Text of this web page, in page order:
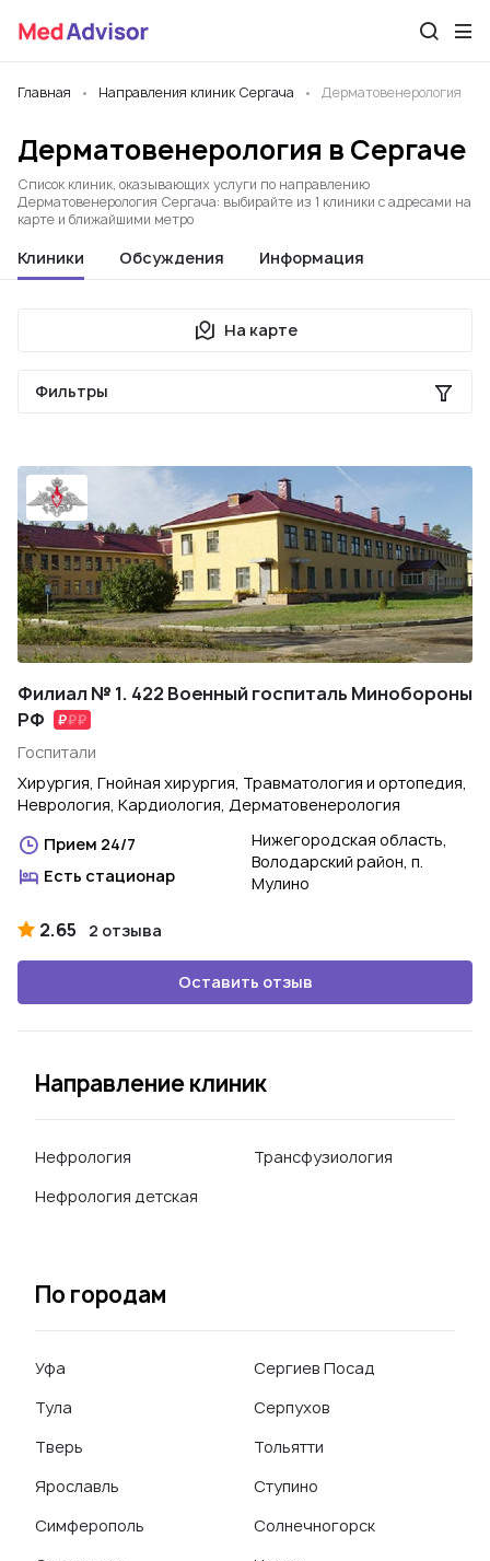
Главная Направления клиник Сергача Дерматовенерология
Дерматовенерология в Сергаче
Список клиник, оказывающих услуги по направлению
Дерматовенерология Сергача: выбирайте из 1 клиники с адресами на
карте и ближайшими метро
Клиники Обсуждения Информация
На карте
Фильтры
Филиал № 1. 422 Военный госпиталь Минобороны
РФ
Госпитали
Хирургия, Гнойная хирургия, Травматология и ортопедия,
Неврология, Кардиология, Дерматовенерология
Прием 24/7
Есть стационар
Нижегородская область,
Володарский район, п.
Мулино
2.65 2 отзыва
Оставить отзыв
Направление клиник
Нефрология
Нефрология детская
Трансфузиология
По городам
Уфа
Тула
Тверь
Ярославль
Симферополь
Сергиев Посад
Серпухов
Тольятти
Ступино
Солнечногорск